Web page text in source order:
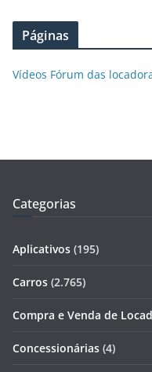
Páginas
Vídeos Fórum das
Categorias
Aplicativos (195)
Carros (2.765)
Compra e Venda de
Concessionárias (4)